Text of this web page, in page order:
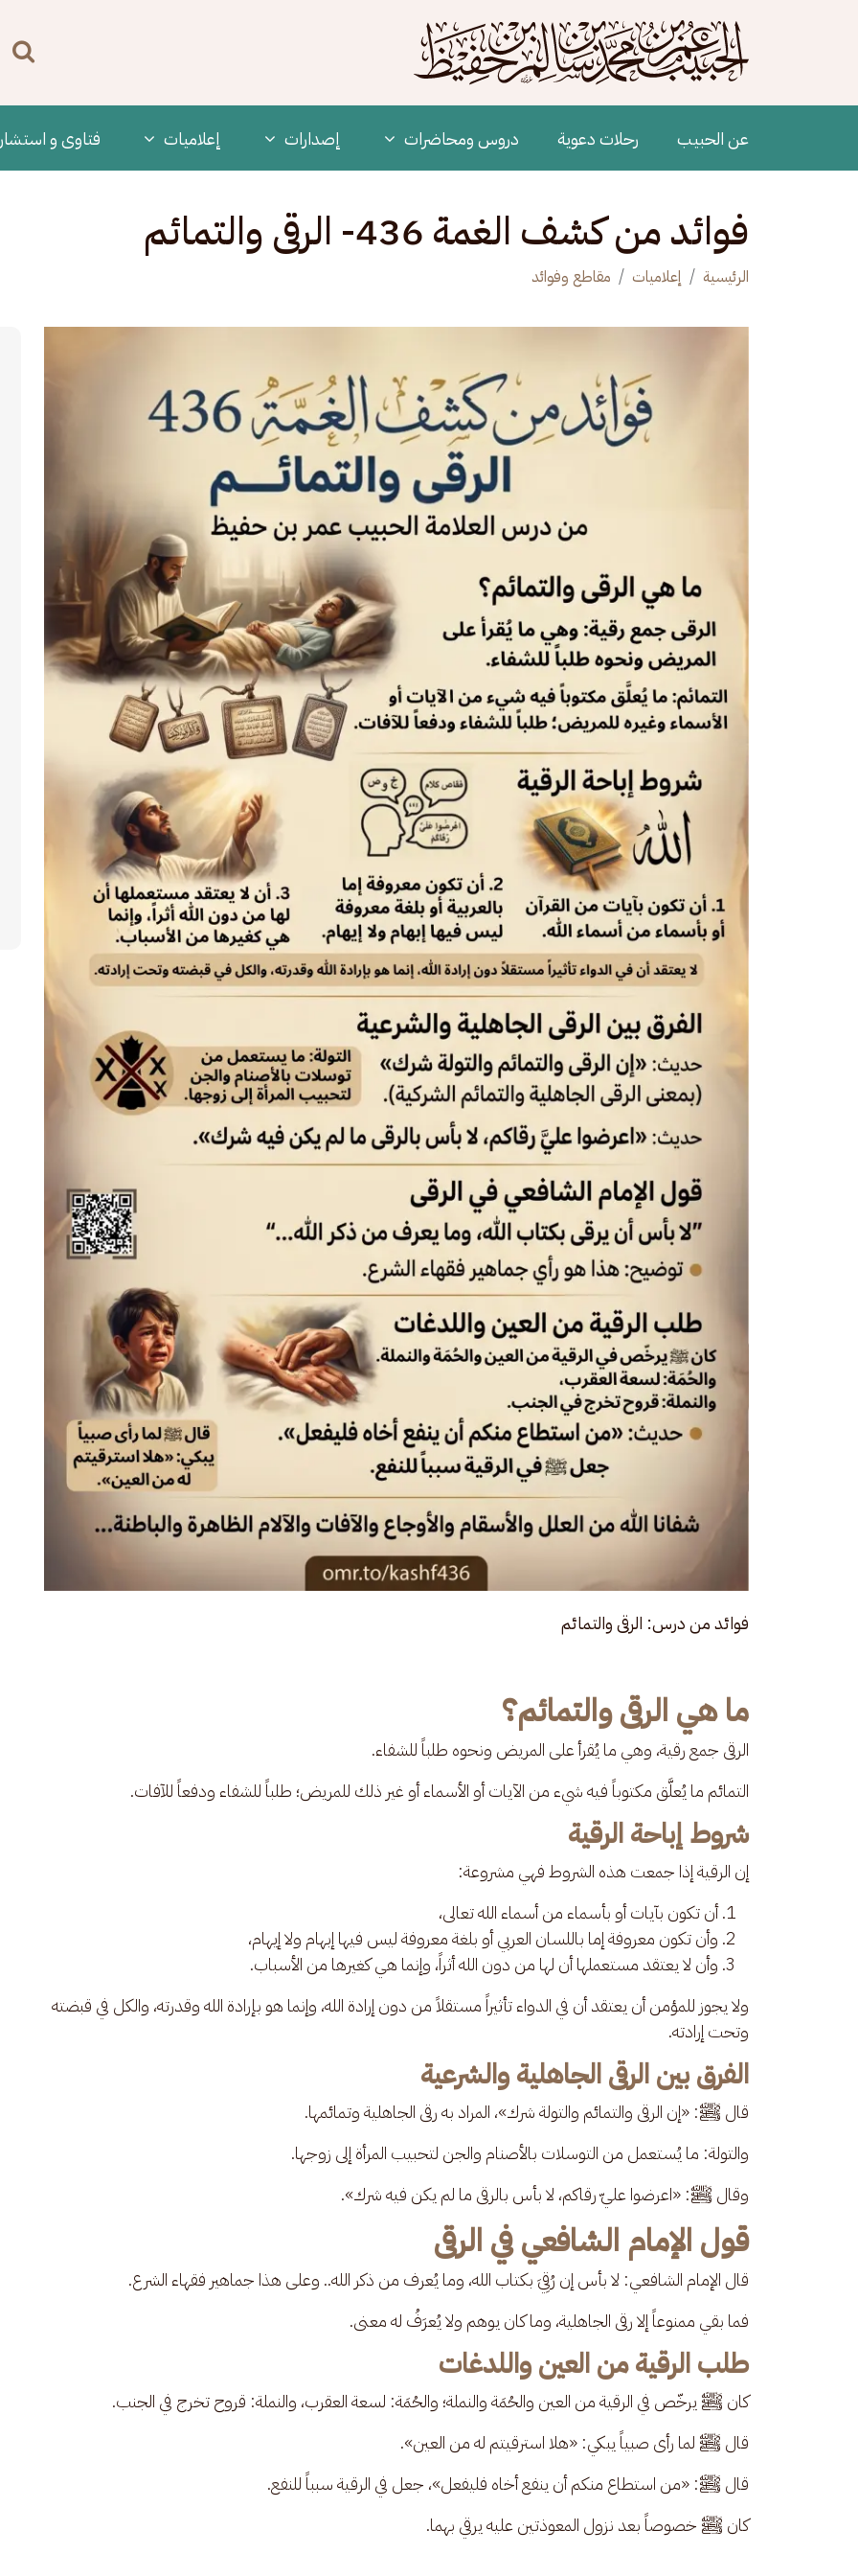
Main navigation
عن الحبيب رحلات دعوية دروس ومحاضرات ‫إصدارات إعلاميات فتاوى و
فوائد من كشف الغمة 436- الرقى والتمائم
الرئيسية إعلاميات مقاطع وفوائد
فوائد من درس: الرقى والتمائم
ما هي الرقى والتمائم؟
الرقى جمع رقية، وهي ما يُقرأ على المريض ونحوه طلباً للشفاء.
التمائم ما يُعلَّق مكتوباً فيه شيء من الآيات أو الأسماء أو غير ذلك للمريض؛ طلباً للشفاء ودفعاً للآفات.
شروط إباحة الرقية
إن الرقية إذا جمعت هذه الشروط فهي مشروعة:
أن تكون بآيات أو بأسماء من أسماء الله تعالى،
وأن تكون معروفة إما باللسان العربي أو بلغة معروفة ليس فيها إبهام ولا إيهام،
وأن لا يعتقد مستعملها أن لها من دون الله أثراً، وإنما هي كغيرها من الأسباب.
ولا يجوز للمؤمن أن يعتقد أن في الدواء تأثيراً مستقلاً من دون إرادة الله، وإنما هو بإرادة الله وقدرته، والكل في قبضته
وتحت إرادته.
الفرق بين الرقى الجاهلية والشرعية
قال ﷺ: «إن الرقى والتمائم والتولة شرك»، المراد به رقى الجاهلية وتمائمها.
والتولة: ما يُستعمل من التوسلات بالأصنام والجن لتحبيب المرأة إلى زوجها.
وقال ﷺ: «اعرضوا عليّ رقاكم، لا بأس بالرقى ما لم يكن فيه شرك».
قول الإمام الشافعي في الرقى
قال الإمام الشافعي: لا بأس إن رُقِيَ بكتاب الله، وما يُعرف من ذكر الله.. وعلى هذا جماهير فقهاء الشرع.
فما بقي ممنوعاً إلا رقى الجاهلية، وما كان يوهم ولا يُعرَفُ له معنى.
طلب الرقية من العين واللدغات
كان ﷺ يرخّص في الرقية من العين والحُمَة والنملة؛ والحُمَة: لسعة العقرب، والنملة: قروح تخرج في الجنب.
قال ﷺ لما رأى صبياً يبكي: «هلا استرقيتم له من العين».
قال ﷺ: «من استطاع منكم أن ينفع أخاه فليفعل»، جعل في الرقية سبباً للنفع.
كان ﷺ خصوصاً بعد نزول المعوذتين عليه يرقي بهما.